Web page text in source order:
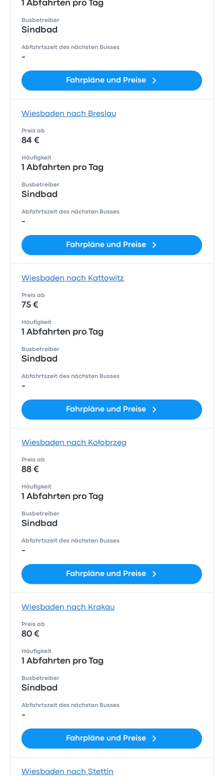
1 Abfahrten pro Tag
Busbetreiber
Sindbad
Abfahrtszeit des nächsten Busses
-
Fahrpläne und Preise
Wiesbaden nach Breslau
Preis ab
84 €
Häufigkeit
1 Abfahrten pro Tag
Busbetreiber
Sindbad
Abfahrtszeit des nächsten Busses
-
Fahrpläne und Preise
Wiesbaden nach Kattowitz
Preis ab
75 €
Häufigkeit
1 Abfahrten pro Tag
Busbetreiber
Sindbad
Abfahrtszeit des nächsten Busses
-
Fahrpläne und Preise
Wiesbaden nach Kołobrzeg
Preis ab
88 €
Häufigkeit
1 Abfahrten pro Tag
Busbetreiber
Sindbad
Abfahrtszeit des nächsten Busses
-
Fahrpläne und Preise
Wiesbaden nach Krakau
Preis ab
80 €
Häufigkeit
1 Abfahrten pro Tag
Busbetreiber
Sindbad
Abfahrtszeit des nächsten Busses
-
Fahrpläne und Preise
Wiesbaden nach Stettin